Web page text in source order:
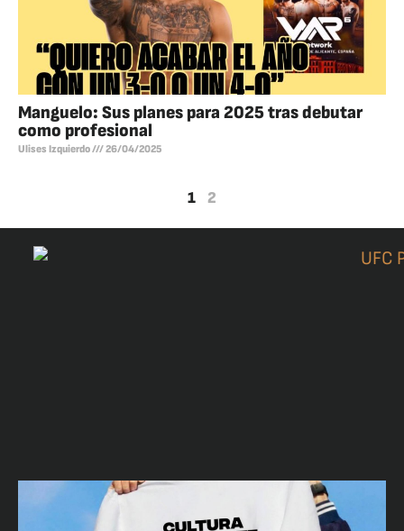
Manguelo: Sus planes para 2025 tras debutar
como profesional
Ulises Izquierdo 26/04/2025
1 2